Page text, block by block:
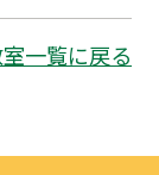
一覧に戻る